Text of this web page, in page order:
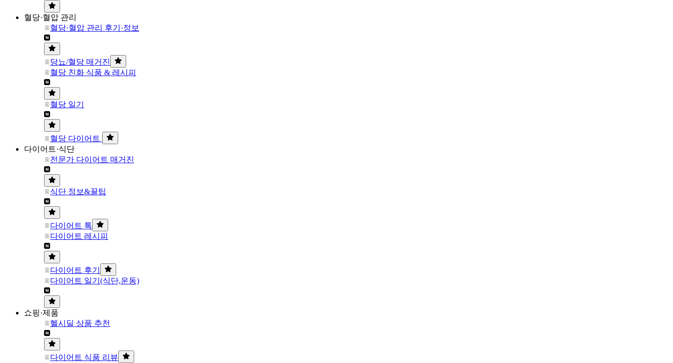
혈당·혈압 관리
혈당·혈압 관리 후기·정보
당뇨/혈당 매거진
혈당 친화 식품 & 레시피
혈당 일기
혈당 다이어트
다이어트·식단
전문가 다이어트 매거진
식단 정보&꿀팁
다이어트 톡
다이어트 레시피
다이어트 후기
다이어트 일기(식단,운동)
쇼핑·제품
헬시딜 상품 추천
다이어트 식품 리뷰